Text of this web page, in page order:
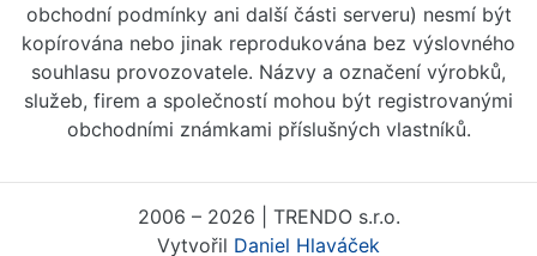
obchodní podmínky ani další části serveru) nesmí být
kopírována nebo jinak reprodukována bez výslovného
souhlasu provozovatele. Názvy a označení výrobků,
služeb, firem a společností mohou být registrovanými
obchodními známkami příslušných vlastníků.
2006 – 2026 | TRENDO s.r.o.
Vytvořil Daniel Hlaváček